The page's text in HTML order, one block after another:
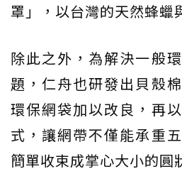
罩」，以台灣的天然蜂蠟
除此之外，為解決一般
題，仁舟也研發出貝殼
環保網袋加以改良，再
式，讓網帶不僅能承重
簡單收束成掌心大小的圓